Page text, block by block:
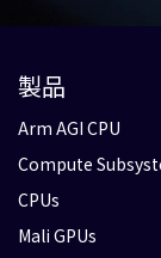
製品
Arm AGI CPU
Compute
CPUs
Mali GPUs